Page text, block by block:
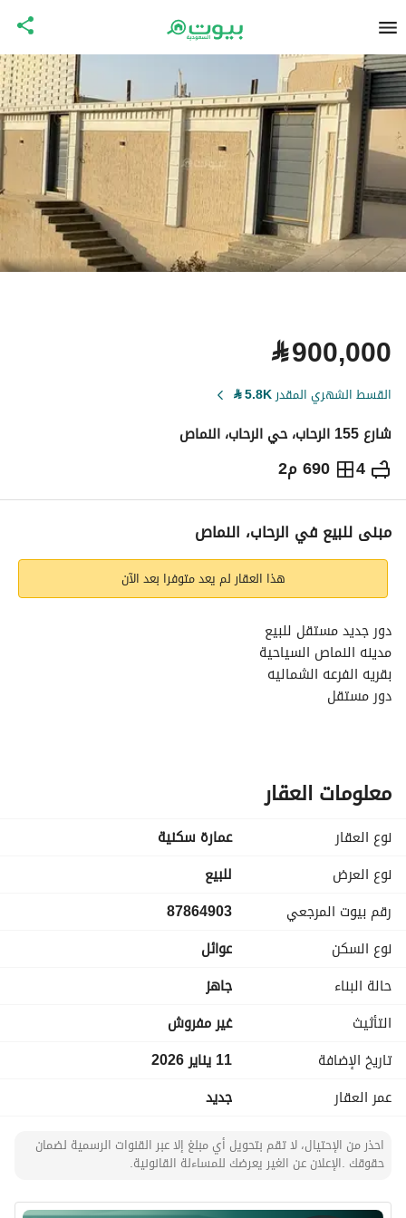
⃁900,000
القسط الشهري المقدر5.8K
⃁
شارع 155 الرحاب، حي الرحاب، النماص
4 690 م2 ⃁
900,000
التفاصيل معلومات ترخيص الإعلان
مبنى للبيع في الرحاب، النماص
هذا العقار لم يعد متوفرا بعد الآن
دور جديد مستقل للبيع
مدينه النماص السياحية
بقريه الفرعه الشماليه
دور مستقل
موسس ثلاثه سويتات دور ثاني
درج مستقل ويفتح على الدور
كل التفاصيل (على الخاص )
السطح صبه ميول
ضمان خمسين سنه سباكه
كهرباه ٢٥سنه
خزان يسع ٢٥طن
الابواب الداخليه تركيه
الطيق دبل قلاص
الغسالات رخام راكبه
الجبوس مغربي اللى اشتغلها
الشغل والبناء شخصي
شهاده اتمام البناء
السوم 800 الف
فيه تفاوض مع الجاد
التواصل سمح للعقار
جوال 0555780712
معلومات العقار
نوع العقار
عمارة سكنية
نوع العرض
للبيع
رقم بيوت المرجعي
87864903
نوع السكن
عوائل
حالة البناء
جاهز
التأثيث
غير مفروش
تاريخ الإضافة
11 يناير 2026
عمر العقار
جديد
احذر من الإحتيال، لا تقم بتحويل أي مبلغ إلا عبر القنوات الرسمية لضمان
حقوقك .الإعلان عن الغير يعرضك للمساءلة القانونية.